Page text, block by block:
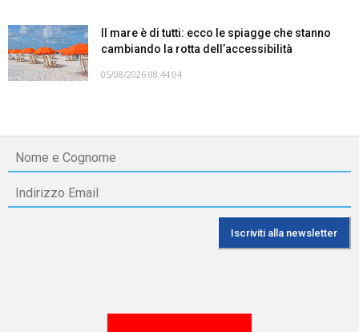
Il mare è di tutti: ecco le spiagge che stanno
cambiando la rotta dell’accessibilità
05/08/2026 08:44:04